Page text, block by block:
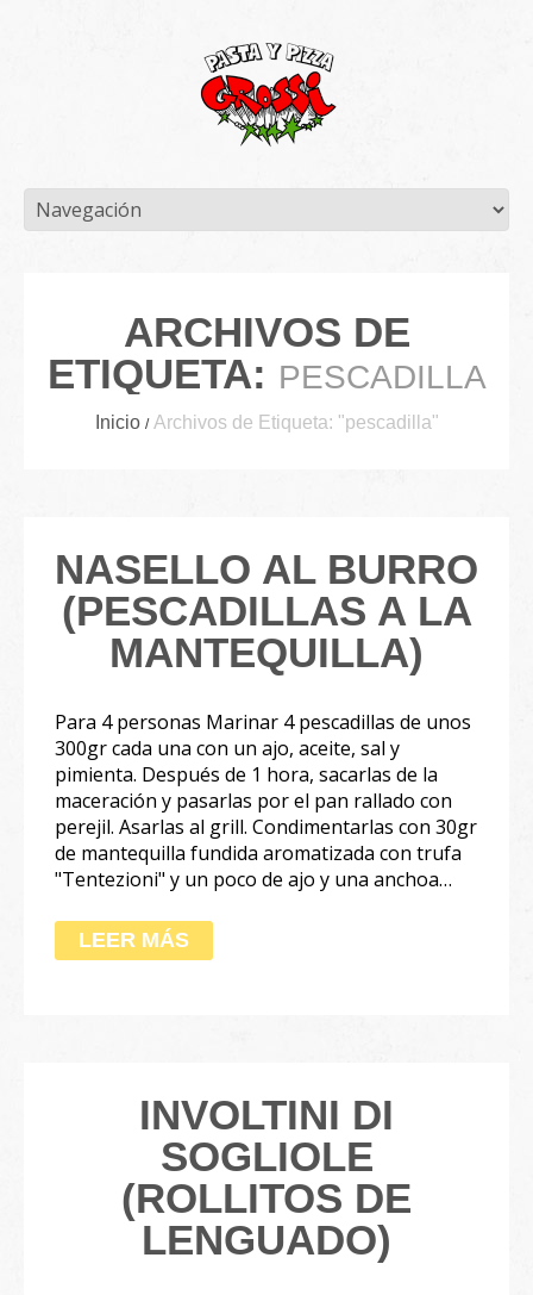
ARCHIVOS DE
ETIQUETA: PESCADILLA
Inicio Archivos de Etiqueta: "pescadilla"
NASELLO AL BURRO
(PESCADILLAS A LA
MANTEQUILLA)
Para 4 personas Marinar 4 pescadillas de unos
300gr cada una con un ajo, aceite, sal y
pimienta. Después de 1 hora, sacarlas de la
maceración y pasarlas por el pan rallado con
perejil. Asarlas al grill. Condimentarlas con 30gr
de mantequilla fundida aromatizada con trufa
"Tentezioni" y un poco de ajo y una anchoa…
LEER MÁS
INVOLTINI DI
SOGLIOLE
(ROLLITOS DE
LENGUADO)